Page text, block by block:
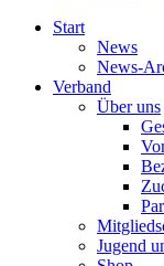
Start
News
News-
Verband
Über uns
Jugend